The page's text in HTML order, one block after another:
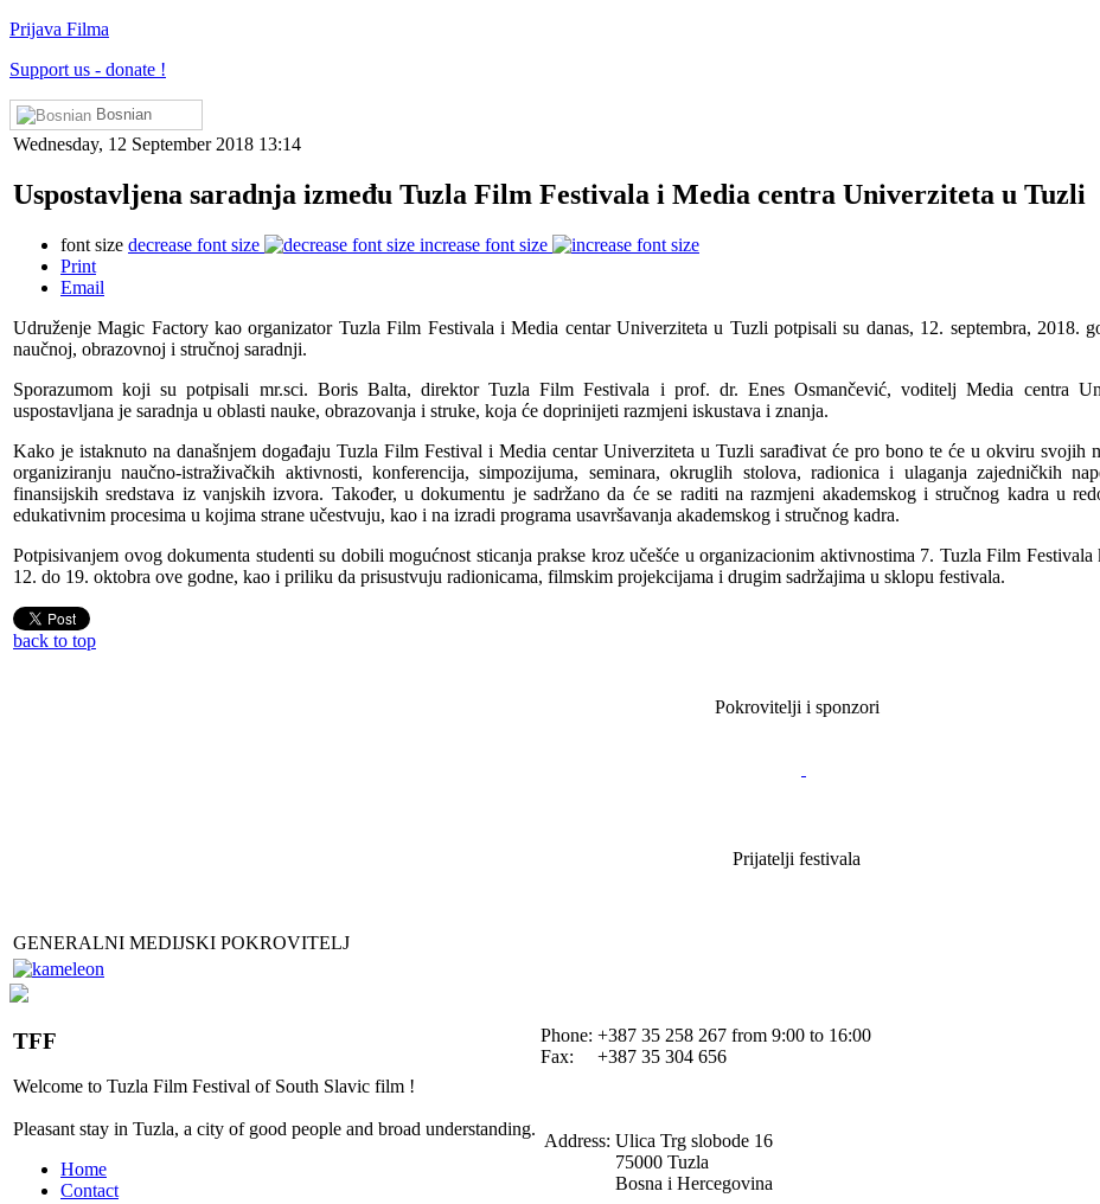
Prijava Filma
Support us - donate !
Bosnian
Wednesday, 12 September 2018 13:14
Uspostavljena saradnja između Tuzla Film Festivala i Media centra Univerziteta u Tuzli
font size decrease font size
increase font size
Print
Email
Udruženje Magic Factory kao organizator Tuzla Film Festivala i Media centar Univerziteta u Tuzli potpisali su danas, 12. septembra, 2018.
naučnoj, obrazovnoj i stručnoj saradnji.
Sporazumom koji su potpisali mr.sci. Boris Balta, direktor Tuzla Film Festivala i prof. dr. Enes Osmančević, voditelj Media centra
uspostavljana je saradnja u oblasti nauke, obrazovanja i struke, koja će doprinijeti razmjeni iskustava i znanja.
Kako je istaknuto na današnjem događaju Tuzla Film Festival i Media centar Univerziteta u Tuzli sarađivat će pro bono te će u okviru svojih
organiziranju naučno-istraživačkih aktivnosti, konferencija, simpozijuma, seminara, okruglih stolova, radionica i ulaganja zajedničkih
finansijskih sredstava iz vanjskih izvora. Također, u dokumentu je sadržano da će se raditi na razmjeni akademskog i stručnog kadra u
edukativnim procesima u kojima strane učestvuju, kao i na izradi programa usavršavanja akademskog i stručnog kadra.
Potpisivanjem ovog dokumenta studenti su dobili mogućnost sticanja prakse kroz učešće u organizacionim aktivnostima 7. Tuzla Film Festivala
12. do 19. oktobra ove godne, kao i priliku da prisustvuju radionicama, filmskim projekcijama i drugim sadržajima u sklopu festivala.
back to top
Pokrovitelji i sponzori
Prijatelji festivala
GENERALNI MEDIJSKI POKROVITELJ
TFF
Welcome to Tuzla Film Festival of South Slavic film !
Pleasant stay in Tuzla, a city of good people and broad understanding.
Home
Contact
Phone: +387 35 258 267 from 9:00 to 16:00
Fax: +387 35 304 656
Address: Ulica Trg slobode 16
75000 Tuzla
Bosna i Hercegovina